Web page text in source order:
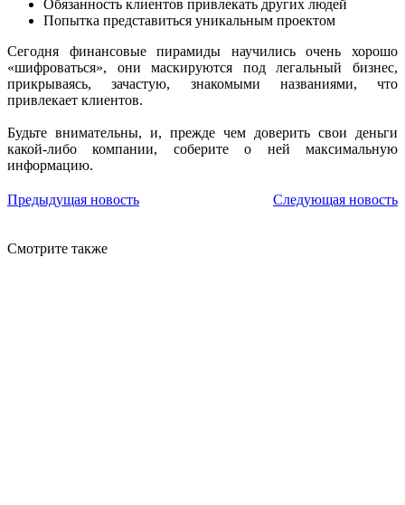
Обязанность клиентов привлекать других людей
Попытка представиться уникальным проектом
Сегодня финансовые пирамиды научились очень хорошо
«шифроваться», они маскируются под легальный бизнес,
прикрываясь, зачастую, знакомыми названиями, что
привлекает клиентов.
Будьте внимательны, и, прежде чем доверить свои деньги
какой-либо компании, соберите о ней максимальную
информацию.
Предыдущая новость Следующая новость
Смотрите также